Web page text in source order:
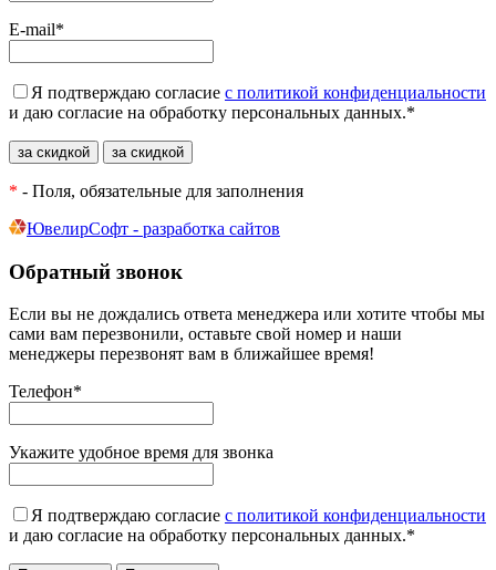
E-mail*
Я подтверждаю согласие с политикой конфиденциальности
и даю согласие на обработку персональных данных.*
* - Поля, обязательные для заполнения
ЮвелирСофт - разработка сайтов
Обратный звонок
Если вы не дождались ответа менеджера или хотите чтобы мы
сами вам перезвонили, оставьте свой номер и наши
менеджеры перезвонят вам в ближайшее время!
Телефон*
Укажите удобное время для звонка
Я подтверждаю согласие с политикой конфиденциальности
и даю согласие на обработку персональных данных.*